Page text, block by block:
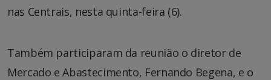
nas Centrais, nesta quinta-feira (6).
Também participaram da reunião o diretor de
Mercado e Abastecimento, Fernando Begena, e o